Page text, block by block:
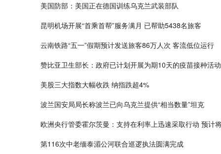
美国防部：美国正在德国训练乌克兰武装部队
昆明机场开展“首乘首帮”服务满月 已帮助5438名旅客
云南铁路“五一”假期预计发送旅客86万人次 客流低位运行
赞比亚卫生部长：政府已计划开展为期10天的疫苗接种活动
美股三大指数大幅收跌 纳指跌超4%
波兰国安局局长称波兰已向乌克兰提供“相当数量”坦克
欧洲央行管委霍尔茨曼：支持在利率上迅速采取行动 预计
第116次中老缅泰湄公河联合巡逻执法圆满完成